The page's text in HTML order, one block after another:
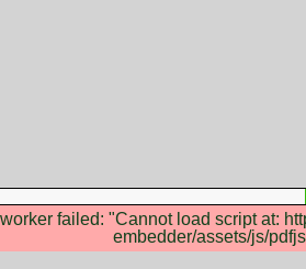
failed: "Cannot load script at:
embedder/assets/js/